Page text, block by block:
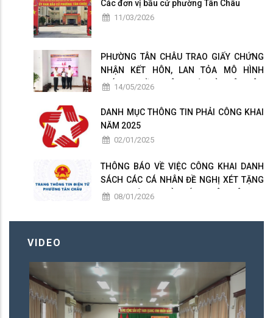
Các đơn vị bầu cử phường Tân Châu
11/03/2026
PHƯỜNG TÂN CHÂU TRAO GIẤY CHỨNG
NHẬN KẾT HÔN, LAN TỎA MÔ HÌNH
CHÍNH QUYỀN THÂN THIỆN VÌ NHÂN DÂN
14/05/2026
DANH MỤC THÔNG TIN PHẢI CÔNG KHAI
NĂM 2025
02/01/2025
THÔNG BÁO VỀ VIỆC CÔNG KHAI DANH
SÁCH CÁC CÁ NHÂN ĐỀ NGHỊ XÉT TẶNG
DANH HIỆU " NHÀ GIÁO NHÂN DÂN ", "
LẦN THỨ 17 NĂM 2026
08/01/2026
VIDEO